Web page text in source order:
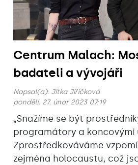
Centrum Malach:
badateli a vývojáři
Napsal(a): Jitka Jiřičková
pondělí, 27. únor 2023 07:19
„Snažíme se být
programátory a koncovými
Zprostředkováváme
zejména holocaustu, což